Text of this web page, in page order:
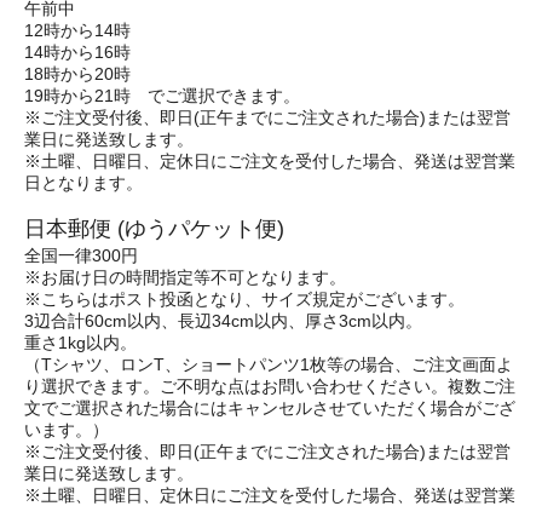
午前中
12時から14時
14時から16時
18時から20時
19時から21時 でご選択できます。
※ご注文受付後、即日(正午までにご注文された場合)または翌営
業日に発送致します。
※土曜、日曜日、定休日にご注文を受付した場合、発送は翌営業
日となります。
日本郵便 (ゆうパケット便)
全国一律300円
※お届け日の時間指定等不可となります。
※こちらはポスト投函となり、サイズ規定がございます。
3辺合計60cm以内、長辺34cm以内、厚さ3cm以内。
重さ1kg以内。
（Tシャツ、ロンT、ショートパンツ1枚等の場合、ご注文画面よ
り選択できます。ご不明な点はお問い合わせください。複数ご注
文でご選択された場合にはキャンセルさせていただく場合がござ
います。）
※ご注文受付後、即日(正午までにご注文された場合)または翌営
業日に発送致します。
※土曜、日曜日、定休日にご注文を受付した場合、発送は翌営業